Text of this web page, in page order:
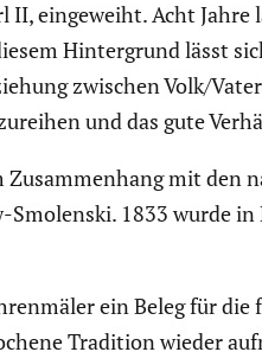
einge­weiht. Acht
Hinter­grund lässt
zwischen Volk/
und das gute
mit den
1833 wurde
ein Beleg für
Tradition wieder